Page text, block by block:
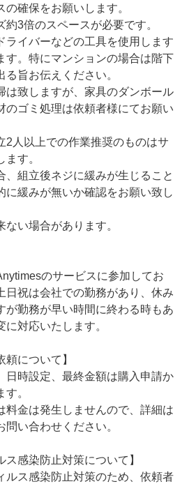
確保をお願いします。
3倍のスペースが必要です。
イバーなどの工具を使用します
す。特にマンションの場合は階下
る旨お伝えください。
致しますが、家具のダンボール
のゴミ処理は依頼者様にてお願い
人以上での作業推奨のものはサ
す。
組立後ネジに緩みが生じること
に緩みが無いか確認をお願い致し
い場合があります。
のサービスに参加してお
日祝は会社での勤務があり、休み
が勤務が早い時間に終わる時もあ
に対応いたします。
頼について】
日時設定、最終金額は購入申請か
。
料金は発生しませんので、詳細は
い合わせください。
ス感染防止対策について】
ルス感染防止対策のため、依頼者